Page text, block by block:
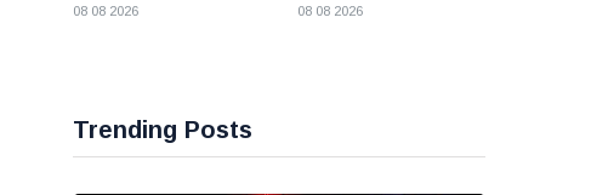
08 08 2026
മുന്നറിയിപ്പുകളെ
08 08 2026
Trending Posts